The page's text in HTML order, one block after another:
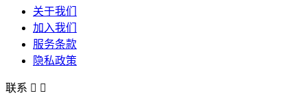
关于我们
加入我们
服务条款
隐私政策
联系  